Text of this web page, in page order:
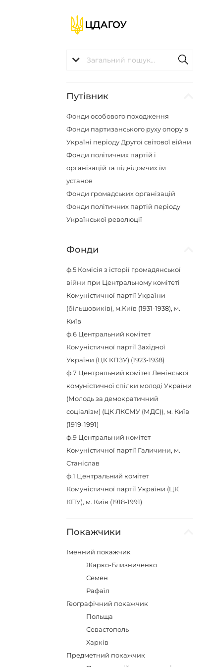
Путівник
Фонди особового походження
Фонди партизанського руху опору в
Україні періоду Другої світової війни
Фонди політичних партій і
організацій та підвідомчих їм
установ
Фонди громадських організацій
Фонди політичних партій періоду
Української революції
Фонди
ф.5 Комісія з історії громадянської
війни при Центральному комітеті
Комуністичної партії України
(більшовиків), м.Київ (1931-1938), м.
Київ
ф.6 Центральний комітет
Комуністичної партії Західної
України (ЦК КПЗУ) (1923-1938)
ф.7 Центральний комітет Ленінської
комуністичної спілки молоді України
(Молодь за демократичний
соціалізм) (ЦК ЛКСМУ (МДС)), м. Київ
(1919-1991)
ф.9 Центральний комітет
Комуністичної партії Галичини, м.
Станіслав
ф.1 Центральний комітет
Комуністичної партії України (ЦК
КПУ), м. Київ (1918-1991)
Покажчики
Іменний покажчик
Жарко-Близниченко
Семен
Рафаїл
Географічний покажчик
Польща
Севастополь
Харків
Предметний покажчик